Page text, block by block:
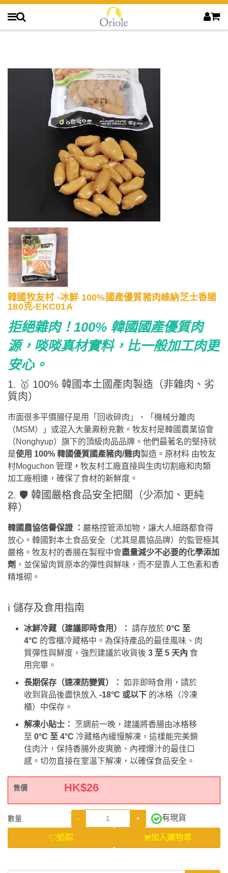
韓國牧友村 -冰鮮 100%國產優質豬肉維納芝士香腸
180克-EKC01A
拒絕雜肉！100% 韓國國產優質肉
源，啖啖真材實料，比一般加工肉更
安心。
1. 🥇 100% 韓國本土國產肉製造（非雜肉、劣
質肉）
市面很多平價腸仔是用「回收碎肉」、「機械分離肉
（MSM）」或混入大量澱粉充數。牧友村是韓國農業協會
（Nonghyup）旗下的頂級肉品品牌。他們最著名的堅持就
是使用 100% 韓國優質國產豬肉/雞肉製造。原材料 由牧友
村Moguchon 管理 ， 牧友村工廠直接與生肉切割廠和肉類
加工廠相連，確保了食材的新鮮度。
2. 🛡️ 韓國嚴格食品安全把關（少添加、更純
粹）
韓國農協信譽保證 ： 嚴格控管添加物，讓大人細路都食得
放心。韓國對本土食品安全（尤其是農協品牌）的監管極其
嚴格。牧友村的香腸在製程中會盡量減少不必要的化學添加
劑 ，並保留肉質原本的彈性與鮮味，而不是靠人工色素和香
精堆砌。
ℹ️ 儲存及食用指南
冰鮮冷藏（建議即時食用）： 請存放於 0°C 至
4°C 的雪櫃冷藏格中。為保持產品的最佳風味、肉
質彈性與鮮度，強烈建議於收貨後 3 至 5 天內 食
用完畢。
長期保存（速凍防變質）： 如非即時食用，請於
收到貨品後盡快放入 -18°C 或以下 的冰格（冷凍
櫃）中保存。
解凍小貼士：
烹調前一晚，建議將香腸由冰格移
至 0°C 至 4°C 冷藏格內緩慢解凍，這樣能完美鎖
住肉汁，保持香腸外皮爽脆、內裡爆汁的最佳口
感。切勿直接在室溫下解凍，以確保食品安全。
售價 HK$26
數量 - + 有現貨
追踪 加入購物車